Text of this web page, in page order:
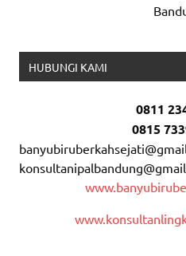
HUBUNGI KAMI
0811
0815